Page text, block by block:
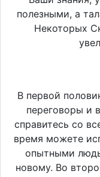
полезными, а
Некоторых
В первой
переговоры и
справитесь со
время можете
опытными
новому. Во